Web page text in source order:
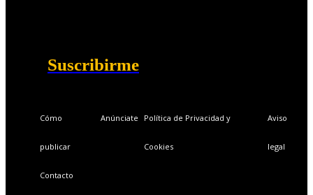
Suscribirme
Cómo
publicar
Anúnciate Política de Privacidad y
Cookies
Aviso
legal
Contacto